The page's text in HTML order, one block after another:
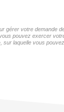
votre
pouvez exercer
sur laquelle vous